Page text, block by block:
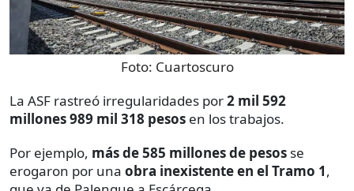
Foto: Cuartoscuro
La ASF rastreó irregularidades por2 mil 592
millones 989 mil 318 pesos en los trabajos.
Por ejemplo, más de 585 millonesde pesos se
erogaron por una obra inexistente en el Tramo 1,